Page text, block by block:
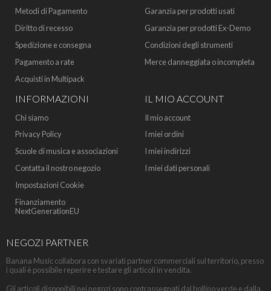
Metodi di Pagamento
Diritto di recesso
Spedizione e consegna
Pagamento a rate
Acquisti in Multipack
Garanzia per prodotti usati
Garanzia per prodotti Ex-Demo
Condizioni degli strumenti
Merce danneggiata o incompleta
INFORMAZIONI
Chi siamo
Privacy Policy
Scuole di musica e associazioni
Contatta il nostro negozio
Impostazioni Cookie
Finanziamento
NextGenerationEU
IL MIO ACCOUNT
Il mio account
I miei ordini
I miei indirizzi
I miei dati personali
NEGOZI PARTNER
Banana Music collabora con svariati partner commerciali sul territorio, presso
i quali è possibile reperire e testare gli articoli in vendita.
Gli articoli disponibili nei negozi sono contrassegnati dal bollino verde e dalla